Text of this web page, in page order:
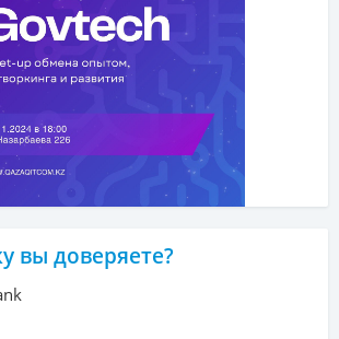
вы доверяете?